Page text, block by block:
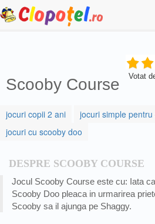
Scooby Course Votat
jocuri copii 2 ani
jocuri simple pentru
jocuri cu scooby doo
DESPRE SCOOBY COURSE
Jocul Scooby Course este cu: Iata
Scooby Doo pleaca in urmarirea
Scooby sa il ajunga pe Shaggy.